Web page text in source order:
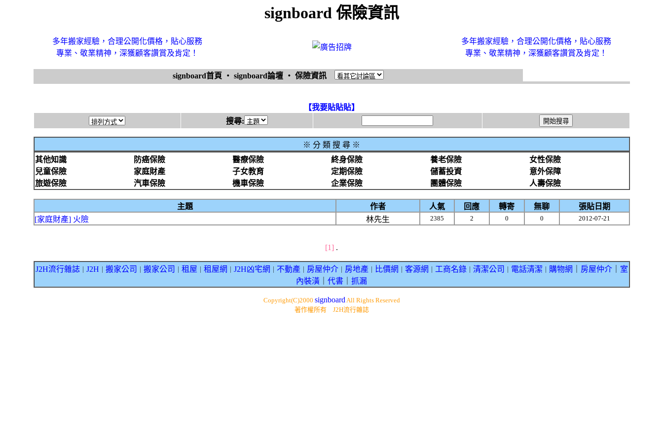
signboard 保險資訊
多年搬家經驗，合理公開化價格，貼心服務
專業、敬業精神，深獲顧客讚賞及肯定！
多年搬家經驗，合理公開化價格，貼心服務
專業、敬業精神，深獲顧客讚賞及肯定！
signboard首頁 ‧ signboard論壇 ‧ 保險資訊
【我要貼貼貼】
搜尋:
※ 分 類 搜 尋 ※
其他知識
防癌保險 醫療保險 終身保險 養老保險
女性保險
兒童保險
家庭財產 子女教育 定期保險 儲蓄投資
意外保障
旅遊保險
汽車保險 機車保險 企業保險 團體保險 人壽保險
主題 作者 人氣 回應 轉寄 無聊
張貼日期
[家庭財產] 火險
林先生 2385 2 0 0 2012-07-21
[1] .
J2H流行雜誌｜ J2H 搬家公司 搬家公司 租屋 租屋網 J2H凶宅網 不動產｜ 房屋仲介｜ 房地產｜ 比價網 客源網 工商名錄｜ 清潔公司 電話清潔 購物網 房屋仲介｜ 室
內裝潢
代書 抓漏
Copyright(C)2000 signboardAll Rights Reserved
著作權所有 J2H流行雜誌